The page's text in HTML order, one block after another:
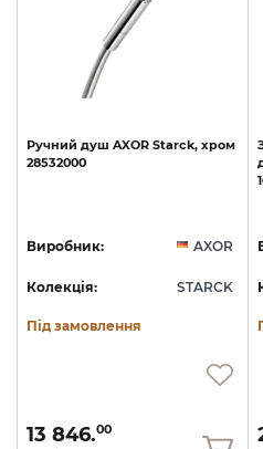
Ручний душ AXOR Starck, хром
28532000
Виробник: AXOR
Колекція: STARCK
Під замовлення
13 846.00